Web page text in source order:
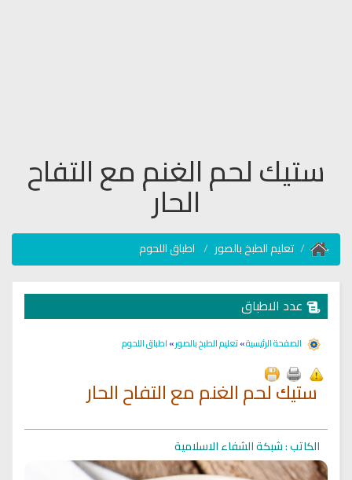
ستيك لحم الغنم مع التفاح
الحار
تعليم الطبخ بالصور اطباق اللحوم
عدد الاطباق
الصفحة الرئيسية»تعليم الطبخ بالصور»اطباق اللحوم
ستيك لحم الغنم مع التفاح الحار
الكاتب : شبكة الشفاء الاسلامية